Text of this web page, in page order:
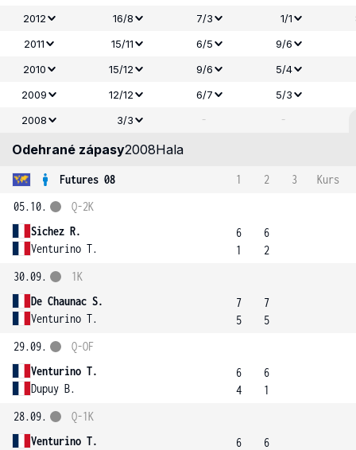
2012
16/8 7/3 1/1
2011
15/11 6/5
9/6
2010
15/12 9/6
5/4
2009
12/12 6/7
5/3
2008
3/3 - -
Odehrané zápasy2008Hala
Futures 08 1 2 3
Kurs
05.10.
Sichez R.
Venturino T.
Q-2K
6
1
6
2
30.09.
De Chaunac S.
Venturino T.
1K
7
5
7
5
29.09.
Venturino T.
Dupuy B.
Q-OF
6
4
6
1
28.09.
Venturino T.
Q-1K
6
6